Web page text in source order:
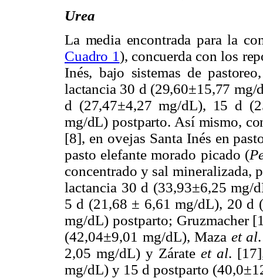
Urea
La media encontrada para la
Cuadro 1), concuerda con los
Inés, bajo sistemas de
lactancia 30 d (29,60±15,77
d (27,47±4,27 mg/dL), 15 d
mg/dL) postparto. Así mismo,
[8], en ovejas Santa Inés en
pasto elefante morado picado (
concentrado y sal mineralizada,
lactancia 30 d (33,93±6,25
5 d (21,68 ± 6,61 mg/dL), 20 d
mg/dL) postparto; Gruzmacher
(42,04±9,01 mg/dL), Maza et al
2,05 mg/dL) y Zárate et al.
mg/dL) y 15 d postparto